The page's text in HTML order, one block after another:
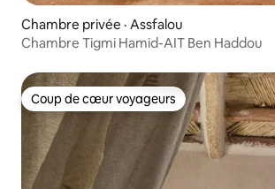
Chambre privée · Assfalou
Chambre Tigmi Hamid-AIT Ben Haddou
Coup de cœur voyageurs
Coup de cœur voyageurs